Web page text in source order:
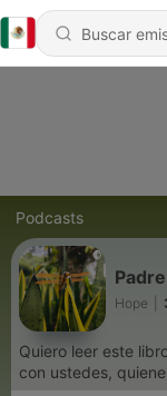
Podcasts
Hope
Quiero leer este
con ustedes,